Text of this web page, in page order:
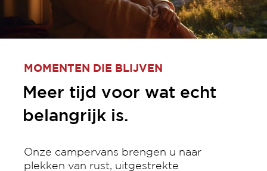
MOMENTEN DIE BLIJVEN
Meer tijd voor wat echt
belangrijk is.
Onze campervans brengen u naar
plekken van rust, uitgestrekte